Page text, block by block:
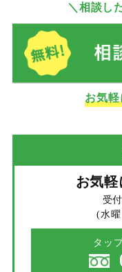
＼相談し
お気軽
お気
受
(水
タッ